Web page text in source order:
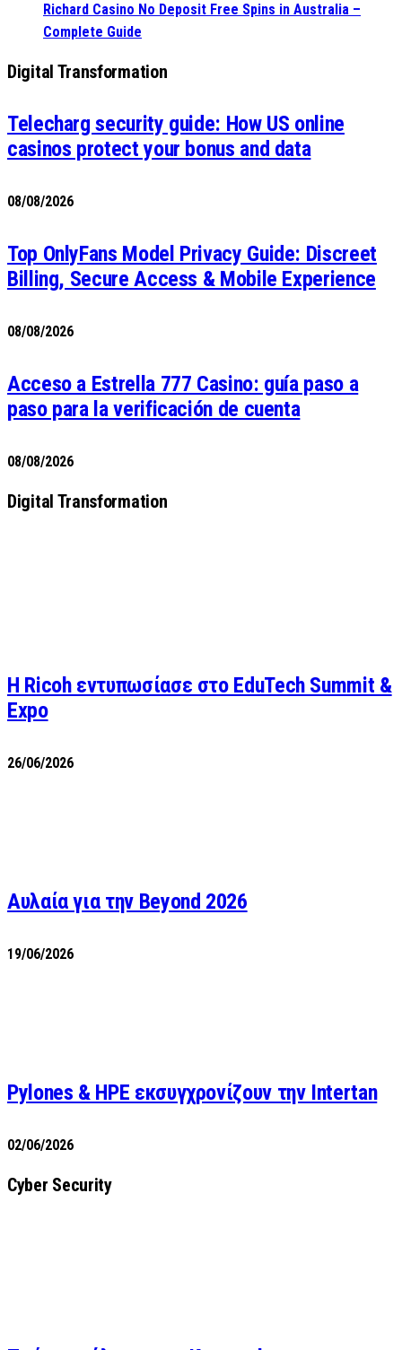
Richard Casino No Deposit Free Spins in Australia –
Complete Guide
Digital Transformation
Telecharg security guide: How US online
casinos protect your bonus and data
08/08/2026
Top OnlyFans Model Privacy Guide: Discreet
Billing, Secure Access & Mobile Experience
08/08/2026
Acceso a Estrella 777 Casino: guía paso a
paso para la verificación de cuenta
08/08/2026
Digital Transformation
Η Ricoh εντυπωσίασε στο EduTech Summit &
Expo
26/06/2026
Αυλαία για την Beyond 2026
19/06/2026
Pylones & HPE εκσυγχρονίζουν την Intertan
02/06/2026
Cyber Security